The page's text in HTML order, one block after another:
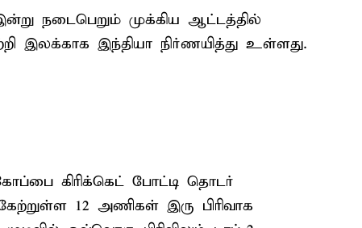
நடைபெறும் முக்கிய ஆட்டத்தில்
இலக்காக இந்தியா நிர்ணயித்து உள்ளது.
கிரிக்கெட் போட்டி தொடர்
12 அணிகள் இரு பிரிவாக